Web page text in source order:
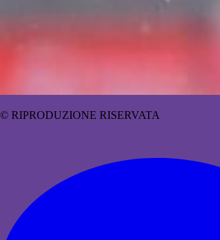
© RIPRODUZIONE RISERVATA